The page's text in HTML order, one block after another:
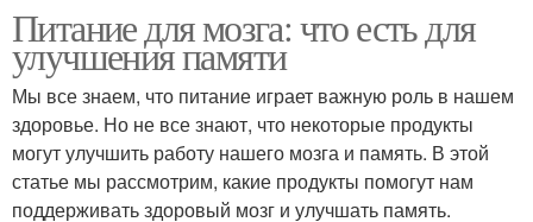
Питание для мозга: что есть для
улучшения памяти
Мы все знаем, что питание играет важную роль в нашем
здоровье. Но не все знают, что некоторые продукты
могут улучшить работу нашего мозга и память. В этой
статье мы рассмотрим, какие продукты помогут нам
поддерживать здоровый мозг и улучшать память.